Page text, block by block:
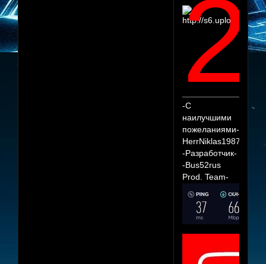
2
-С
наилучшими
пожеланиями-
HerrNiklas1987
-Разработчик-
-Bus52rus
Prod. Team-